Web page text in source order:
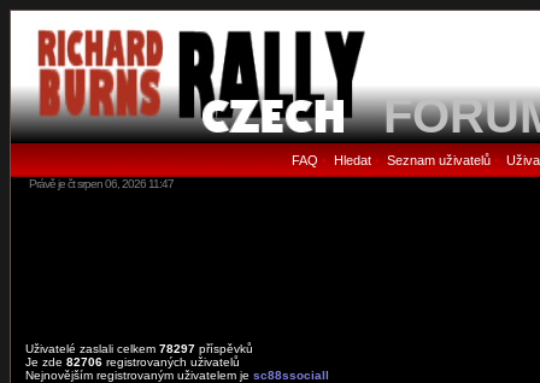
FAQ • Hledat• Seznam uživatelů•
Právě je čt srpen 06, 2026 11:47
Uživatelé zaslali celkem 78297 příspěvků
Je zde 82706 registrovaných uživatelů
Nejnovějším registrovaným uživatelem je sc88ssociall